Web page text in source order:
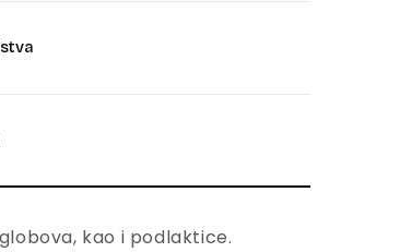
kao i podlaktice.